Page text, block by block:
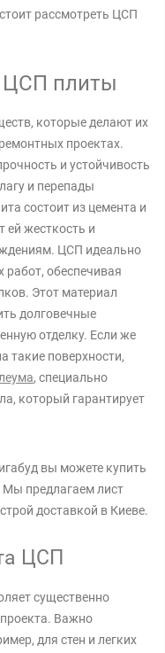
рассмотреть ЦСП
ЦСП плиты
которые делают их
проектах.
и устойчивость
и перепады
состоит из цемента и
ей жесткость и
ЦСП идеально
работ, обеспечивая
Этот материал
долговечные
отделку. Если же
такие поверхности,
, специально
который гарантирует
вы можете купить
предлагаем лист
доставкой в Киеве.
ЦСП
существенно
Важно
для стен и легких